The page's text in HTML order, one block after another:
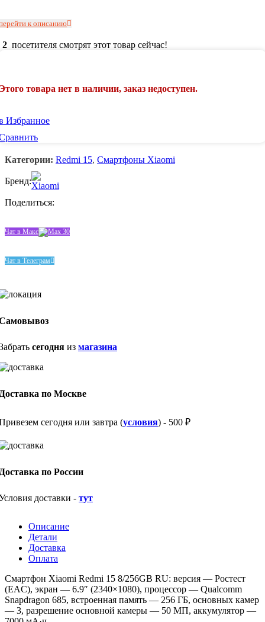
к описанию
2 посетителя смотрят этот товар сейчас!
товара нет в наличии, заказ недоступен.
Избранное
Категории: Redmi 15, Смартфоны Xiaomi
Бренд:
Поделиться:
Чат в Макс
Чат в Телеграм
сегодня из магазина
по Москве
сегодня или завтра (условия) - 500 ₽
по России
доставки - тут
Описание
Детали
Доставка
Оплата
Смартфон Xiaomi Redmi 15 8/256GB RU: версия — Ростест
(EAC), экран — 6.9″ (2340×1080), процессор — Qualcomm
Snapdragon 685, встроенная память — 256 ГБ, основных камер
— 3, разрешение основной камеры — 50 МП, аккумулятор —